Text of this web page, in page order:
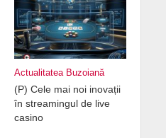
Actualitatea Buzoiană
(P) Cele mai noi inovații
în streamingul de live
casino